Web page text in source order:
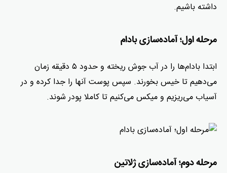
داشته باشیم.
مرحله اول؛ آماده‌سازی بادام
ابتدا بادام‌ها را در آب جوش ریخته و حدود ۵ دقیقه زمان
می‌دهیم تا خیس بخورند. سپس پوست آنها را جدا کرده و در
آسیاب می‌ریزیم و میکس می‌کنیم تا کاملا پودر شوند.
مرحله دوم؛ آماده‌سازی ژلاتین